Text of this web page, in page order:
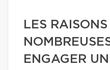
LES
ENGAGER